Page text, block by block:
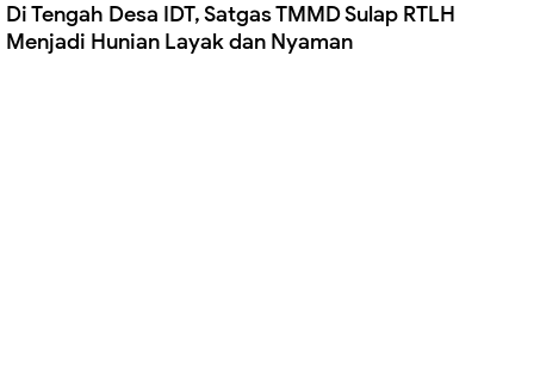
Di Tengah Desa IDT, Satgas TMMD Sulap RTLH
Menjadi Hunian Layak dan Nyaman